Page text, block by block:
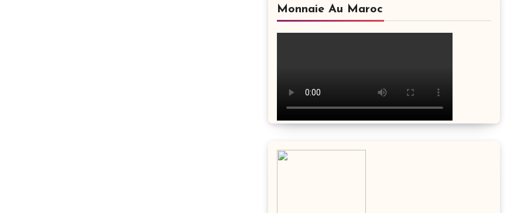
Monnaie Au Maroc